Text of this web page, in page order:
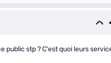
public stp ? C'est quoi leurs